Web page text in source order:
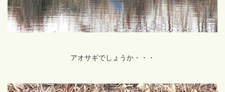
アオサギでしょうか・・・